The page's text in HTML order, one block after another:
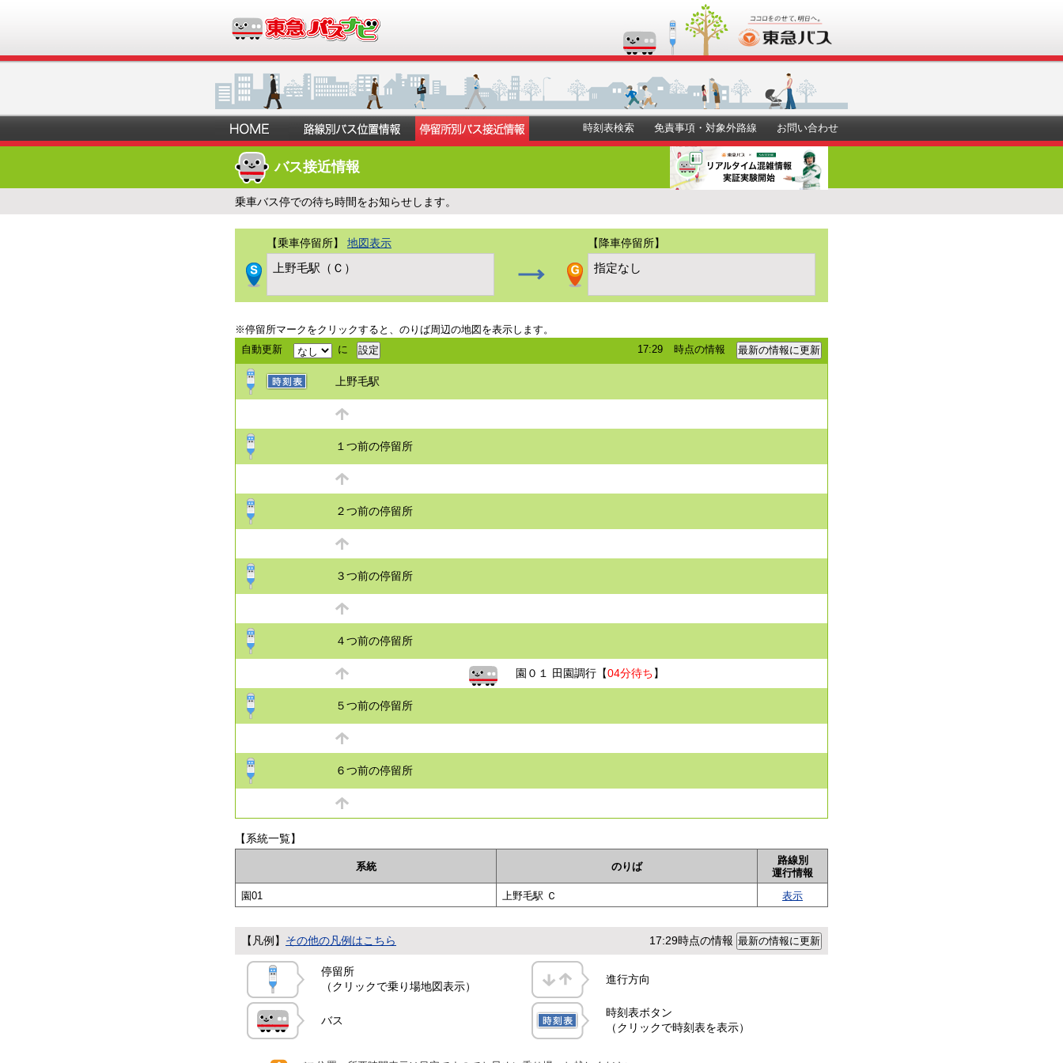
お問い合わせ
免責事項・対象外路線
時刻表検索
バス接近情報
乗車バス停での待ち時間をお知らせします。
【乗車停留所】 地図表示
上野毛駅（Ｃ）
【降車停留所】
指定なし
※停留所マークをクリックすると、のりば周辺の地図を表示します。
自動更新
に 17:29 時点の情報
上野毛駅
１つ前の停留所
２つ前の停留所
３つ前の停留所
４つ前の停留所
園０１ 田園調行【04分待ち】
５つ前の停留所
６つ前の停留所
【系統一覧】
系統 のりば
路線別
運行情報
園01
上野毛駅 Ｃ 表示
【凡例】 その他の凡例はこちら 17:29時点の情報
停留所
（クリックで乗り場地図表示）
進行方向
バス
時刻表ボタン
（クリックで時刻表を表示）